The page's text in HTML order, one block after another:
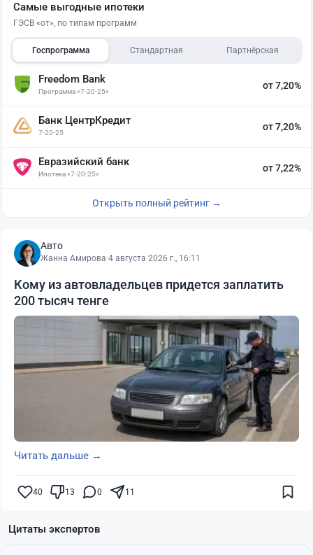
Самые выгодные ипотеки
ГЭСВ «от», по типам программ
Госпрограмма Стандартная Партнёрская
Freedom Bank
Программа «7-20-25»
от 7,20%
Банк ЦентрКредит
7-20-25
от 7,20%
Евразийский банк
Ипотека «7-20-25»
от 7,22%
Открыть полный рейтинг →
Авто
Жанна Амирова·4 августа 2026 г., 16:11
Кому из автовладельцев придется заплатить
200 тысяч тенге
Читать дальше →
40 13 0 11
Цитаты экспертов